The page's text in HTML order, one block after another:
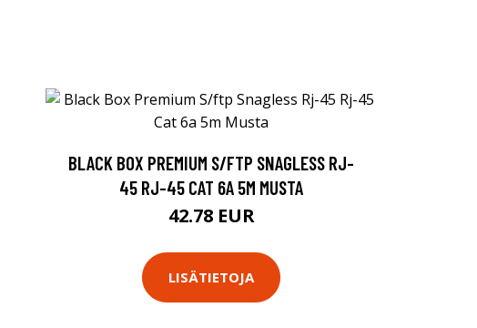
BLACK BOX PREMIUM S/FTP SNAGLESS RJ-
45 RJ-45 CAT 6A 5M MUSTA
42.78 EUR
LISÄTIETOJA